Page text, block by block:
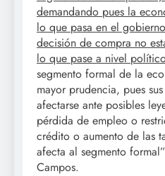
demandando pues la
lo que pasa en el
decisión de compra no
lo que pase a nivel político
segmento formal de la
mayor prudencia, pues
afectarse ante posibles
pérdida de empleo o
crédito o aumento de las
afecta al segmento
Campos.